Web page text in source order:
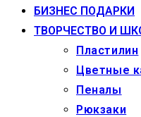
БИЗНЕС ПОДАРКИ
ТВОРЧЕСТВО И
Пластилин
Цветные
Пеналы
Рюкзаки